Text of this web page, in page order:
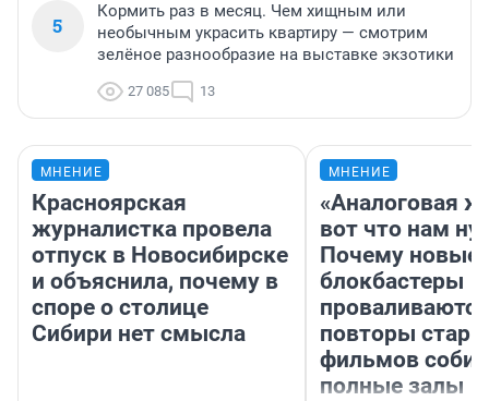
5
Кормить раз в месяц. Чем хищным или
необычным украсить квартиру — смотрим
зелёное разнообразие на выставке экзотики
27 085 13
МНЕНИЕ
Красноярская
журналистка провела
отпуск в Новосибирске
и объяснила, почему в
споре о столице
Сибири нет смысла
МНЕНИЕ
«Аналоговая
вот что нам
Почему новые
блокбастеры
повторы
фильмов
полные залы